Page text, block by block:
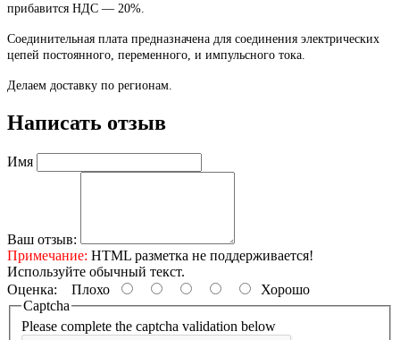
прибавится НДС ― 20%.
Соединительная плата предназначена для соединения электрических
цепей постоянного, переменного, и импульсного тока.
Делаем доставку по регионам.
Написать отзыв
Имя
Ваш отзыв:
Примечание: HTML разметка не поддерживается!
Используйте обычный текст.
Оценка: Плохо
Хорошо
Captcha
Please complete the captcha validation below